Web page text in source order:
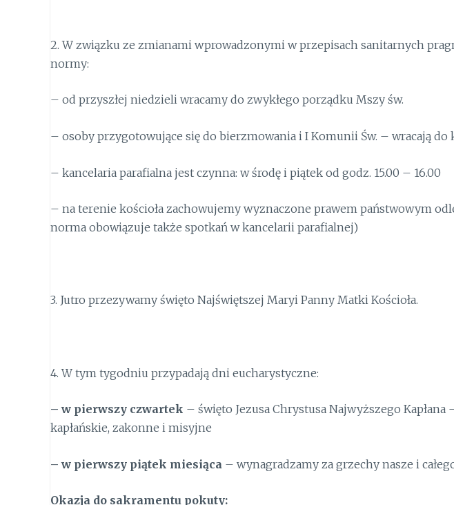
2.W związku ze zmianami wprowadzonymi w przepisach sanitarnych
normy:
– od przyszłej niedzieli wracamy do zwykłego porządku Mszy św.
– osoby przygotowujące się do bierzmowania i I Komunii Św. – wracają
– kancelaria parafialna jest czynna: w środę i piątek od godz. 15.00 – 16.00
– na terenie kościoła zachowujemy wyznaczone prawem państwowym
norma obowiązuje także spotkań w kancelarii parafialnej)
3. Jutro przezywamy święto Najświętszej Maryi Panny Matki Kościoła.
4.W tym tygodniu przypadają dni eucharystyczne:
– w pierwszy czwartek – święto Jezusa Chrystusa Najwyższego
kapłańskie, zakonne i misyjne
– w pierwszy piątek miesiąca – wynagradzamy za grzechy nasze i
Okazja do sakramentu pokuty: